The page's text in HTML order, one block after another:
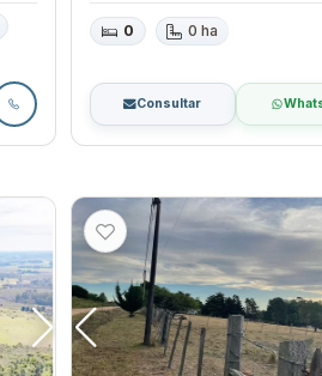
0 0 ha
Consultar